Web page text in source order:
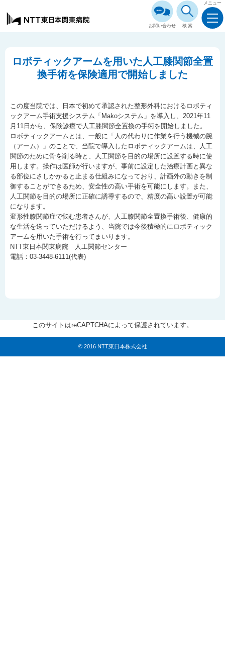
お問い合わせ 検索
メニュー
ロボティックアームを用いた人工膝関節全置
換手術を保険適用で開始しました
この度当院では、日本で初めて承認された整形外科におけるロボティ
ックアーム手術支援システム「Makoシステム」を導入し、2021年11
月11日から、保険診療で人工膝関節全置換の手術を開始しました。
ロボティックアームとは、一般に「人の代わりに作業を行う機械の腕
（アーム）」のことで、当院で導入したロボティックアームは、人工
関節のために骨を削る時と、人工関節を目的の場所に設置する時に使
用します。操作は医師が行いますが、事前に設定した治療計画と異な
る部位にさしかかると止まる仕組みになっており、計画外の動きを制
御することができるため、安全性の高い手術を可能にします。また、
人工関節を目的の場所に正確に誘導するので、精度の高い設置が可能
になります。
変形性膝関節症で悩む患者さんが、人工膝関節全置換手術後、健康的
な生活を送っていただけるよう、当院では今後積極的にロボティック
アームを用いた手術を行ってまいります。
NTT東日本関東病院 人工関節センター
電話：03-3448-6111(代表)
このサイトはreCAPTCHAによって保護されています。
© 2016 NTT東日本株式会社